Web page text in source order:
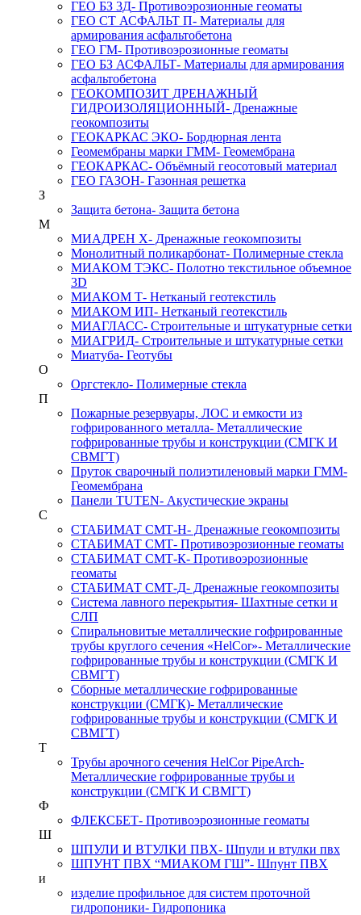
ГЕО БЗ 3Д- Противоэрозионные геоматы
ГЕО СТ АСФАЛЬТ П- Материалы для
армирования асфальтобетона
ГЕО ГМ- Противоэрозионные геоматы
ГЕО БЗ АСФАЛЬТ- Материалы для армирования
асфальтобетона
ГЕОКОМПОЗИТ ДРЕНАЖНЫЙ
ГИДРОИЗОЛЯЦИОННЫЙ- Дренажные
геокомпозиты
ГЕОКАРКАС ЭКО- Бордюрная лента
Геомембраны марки ГММ- Геомембрана
ГЕОКАРКАС- Объёмный геосотовый материал
ГЕО ГАЗОН- Газонная решетка
З
Защита бетона- Защита бетона
М
МИАДРЕН Х- Дренажные геокомпозиты
Монолитный поликарбонат- Полимерные стекла
МИАКОМ ТЭКС- Полотно текстильное объемное
3D
МИАКОМ Т- Нетканый геотекстиль
МИАКОМ ИП- Нетканый геотекстиль
МИАГЛАСС- Строительные и штукатурные сетки
МИАГРИД- Строительные и штукатурные сетки
Миатуба- Геотубы
О
Оргстекло- Полимерные стекла
П
Пожарные резервуары, ЛОС и емкости из
гофрированного металла- Металлические
гофрированные трубы и конструкции (СМГК И
СВМГТ)
Пруток сварочный полиэтиленовый марки ГММ-
Геомембрана
Панели TUTEN- Акустические экраны
С
СТАБИМАТ СМТ-Н- Дренажные геокомпозиты
СТАБИМАТ СМТ- Противоэрозионные геоматы
СТАБИМАТ СМТ-К- Противоэрозионные
геоматы
СТАБИМАТ СМТ-Д- Дренажные геокомпозиты
Система лавного перекрытия- Шахтные сетки и
СЛП
Спиральновитые металлические гофрированные
трубы круглого сечения «HelCor»- Металлические
гофрированные трубы и конструкции (СМГК И
СВМГТ)
Сборные металлические гофрированные
конструкции (СМГК)- Металлические
гофрированные трубы и конструкции (СМГК И
СВМГТ)
Т
Трубы арочного сечения HelCor PipeArch-
Металлические гофрированные трубы и
конструкции (СМГК И СВМГТ)
Ф
ФЛЕКСБЕТ- Противоэрозионные геоматы
Ш
ШПУЛИ И ВТУЛКИ ПВХ- Шпули и втулки пвх
ШПУНТ ПВХ “МИАКОМ ГШ”- Шпунт ПВХ
и
изделие профильное для систем проточной
гидропоники- Гидропоника